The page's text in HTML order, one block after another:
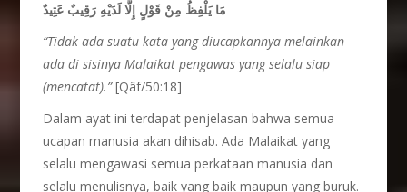
مَا يَلْفِظُ مِنْ قَوْلٍ إِلَّا لَدَيْهِ رَقِيبٌ عَتِيدٌ
“Tidak ada suatu kata yang diucapkannya melainkan
ada di sisinya Malaikat pengawas yang selalu siap
(mencatat).”[Qâf/50:18]
Dalam ayat ini terdapat penjelasan bahwa semua
ucapan manusia akan dihisab. Ada Malaikat yang
selalu mengawasi semua perkataan manusia dan
selalu menulisnya, baik yang baik maupun yang buruk.